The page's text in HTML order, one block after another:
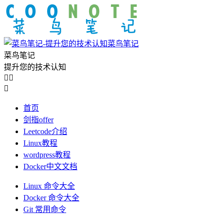
菜鸟笔记
菜鸟笔记
提升您的技术认知
 

首页
剑指offer
Leetcode介绍
Linux教程
wordpress教程
Docker中文文档
Linux 命令大全
Docker 命令大全
Git 常用命令